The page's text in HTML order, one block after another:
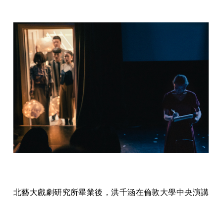
北藝大戲劇研究所畢業後，洪千涵在倫敦大學中央演講